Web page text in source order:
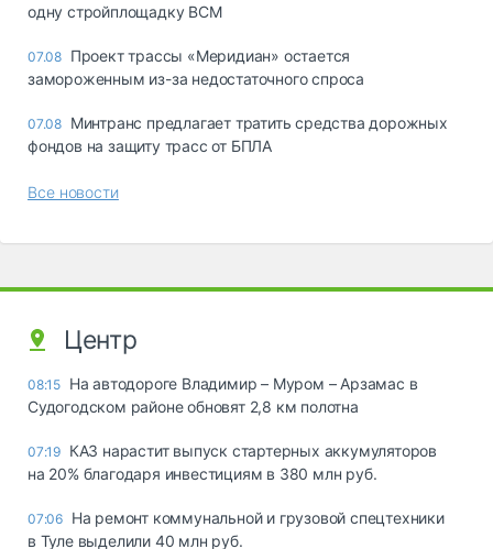
одну стройплощадку ВСМ
07.08 Проект трассы «Меридиан» остается
замороженным из-за недостаточного спроса
07.08 Минтранс предлагает тратить средства дорожных
фондов на защиту трасс от БПЛА
Все новости
Центр
08:15 На автодороге Владимир – Муром – Арзамас в
Судогодском районе обновят 2,8 км полотна
07:19 КАЗ нарастит выпуск стартерных аккумуляторов
на 20% благодаря инвестициям в 380 млн руб.
07:06 На ремонт коммунальной и грузовой спецтехники
в Туле выделили 40 млн руб.